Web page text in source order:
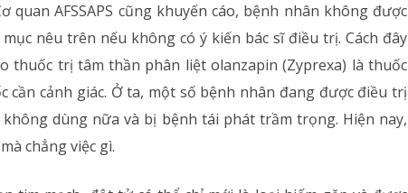
quan AFSSAPS cũng khuyến cáo, bệnh nhân không được
nêu trên nếu không có ý kiến bác sĩ điều trị. Cách đây
thuốc trị tâm thần phân liệt olanzapin (Zyprexa) là thuốc
cần cảnh giác. Ở ta, một số bệnh nhân đang được điều trị
dùng nữa và bị bệnh tái phát trầm trọng. Hiện nay,
chẳng việc gì.